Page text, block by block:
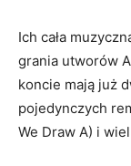
Ich cała
grania utworów
koncie mają już
pojedynczych
We Draw A) i